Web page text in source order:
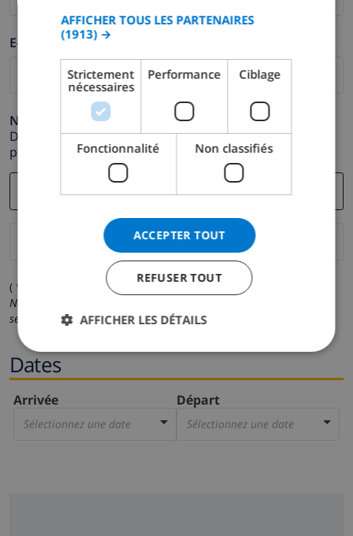
E-mail *
Numéro de téléphone *
Dans le cas où votre adresse e-mail ne fonctionnerait
pas correctement.
( * Les champs avec un astérisque sont obligatoires )
Nous respectons votre vie privée.
seront pas communiquées à des tiers.
Dates
Arrivée
Sélectionnez une date
Départ
Sélectionnez une date
DANISH
AFFICHER TOUS LES PARTENAIRES
(1913) →
Strictement
nécessaires
Performance Ciblage
Fonctionnalité Non classifiés
ACCEPTER TOUT
REFUSER TOUT
AFFICHER LES DÉTAILS